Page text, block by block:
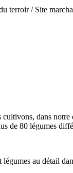
terroir / Site
dans
de 80 légumes
au détail